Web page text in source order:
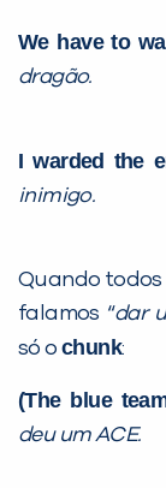
We have to
dragão.
I warded the
inimigo.
Quando todos
falamos “dar
só o chunk:
(The blue
deu um ACE.